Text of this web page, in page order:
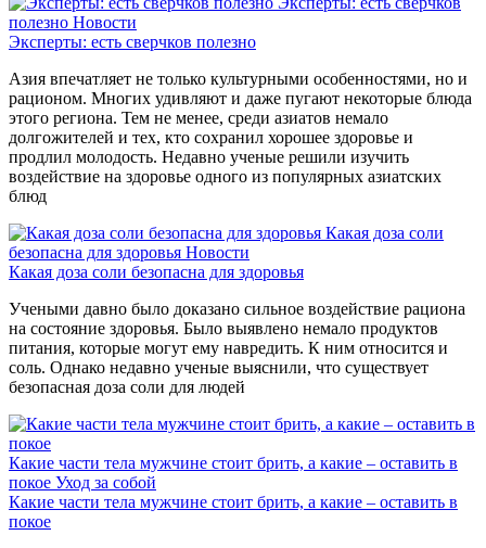
полезно Новости
Эксперты: есть сверчков полезно
Азия впечатляет не только культурными особенностями, но и
рационом. Многих удивляют и даже пугают некоторые блюда
этого региона. Тем не менее, среди азиатов немало
долгожителей и тех, кто сохранил хорошее здоровье и
продлил молодость. Недавно ученые решили изучить
воздействие на здоровье одного из популярных азиатских
блюд
Какая доза соли
безопасна для здоровья Новости
Какая доза соли безопасна для здоровья
Учеными давно было доказано сильное воздействие рациона
на состояние здоровья. Было выявлено немало продуктов
питания, которые могут ему навредить. К ним относится и
соль. Однако недавно ученые выяснили, что существует
безопасная доза соли для людей
Какие части тела мужчине стоит брить, а какие – оставить в
покое Уход за собой
Какие части тела мужчине стоит брить, а какие – оставить в
покое